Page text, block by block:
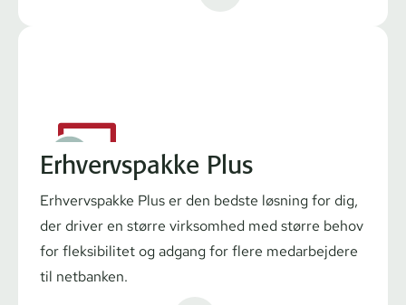
Erhvervspakke Plus
Erhvervspakke Plus er den bedste løsning for dig,
der driver en større virksomhed med større behov
for fleksibilitet og adgang for flere medarbejdere
til netbanken.